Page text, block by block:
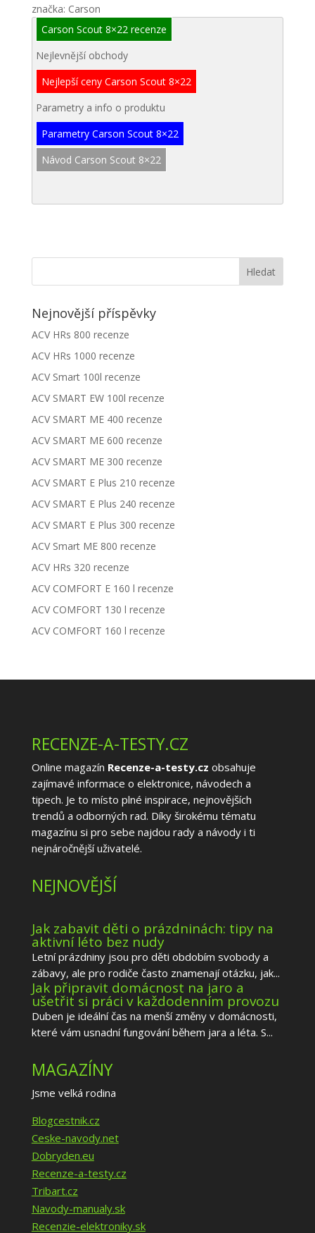
značka: Carson
Carson Scout 8×22 recenze
Nejlevnější obchody
Nejlepší ceny Carson Scout 8×22
Parametry a info o produktu
Parametry Carson Scout 8×22
Návod Carson Scout 8×22
Nejnovější příspěvky
ACV HRs 800 recenze
ACV HRs 1000 recenze
ACV Smart 100l recenze
ACV SMART EW 100l recenze
ACV SMART ME 400 recenze
ACV SMART ME 600 recenze
ACV SMART ME 300 recenze
ACV SMART E Plus 210 recenze
ACV SMART E Plus 240 recenze
ACV SMART E Plus 300 recenze
ACV Smart ME 800 recenze
ACV HRs 320 recenze
ACV COMFORT E 160 l recenze
ACV COMFORT 130 l recenze
ACV COMFORT 160 l recenze
RECENZE-A-TESTY.CZ
Online magazín Recenze-a-testy.cz obsahuje
zajímavé informace o elektronice, návodech a
tipech. Je to místo plné inspirace, nejnovějších
trendů a odborných rad. Díky širokému tématu
magazínu si pro sebe najdou rady a návody i ti
nejnáročnější uživatelé.
NEJNOVĚJŠÍ
Jak zabavit děti o prázdninách: tipy na
aktivní léto bez nudy
Letní prázdniny jsou pro děti obdobím svobody a
zábavy, ale pro rodiče často znamenají otázku, jak...
Jak připravit domácnost na jaro a
ušetřit si práci v každodenním provozu
Duben je ideální čas na menší změny v domácnosti,
které vám usnadní fungování během jara a léta. S...
MAGAZÍNY
Jsme velká rodina
Blogcestnik.cz
Ceske-navody.net
Dobryden.eu
Recenze-a-testy.cz
Tribart.cz
Navody-manualy.sk
Recenzie-elektroniky.sk